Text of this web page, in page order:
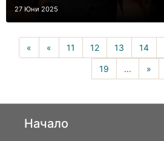
27 Юни 2025
« « 11 12 13 14
19 ... »
Начало